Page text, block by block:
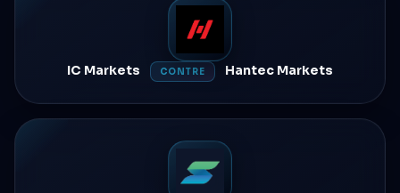
IC Markets CONTRE Hantec Markets